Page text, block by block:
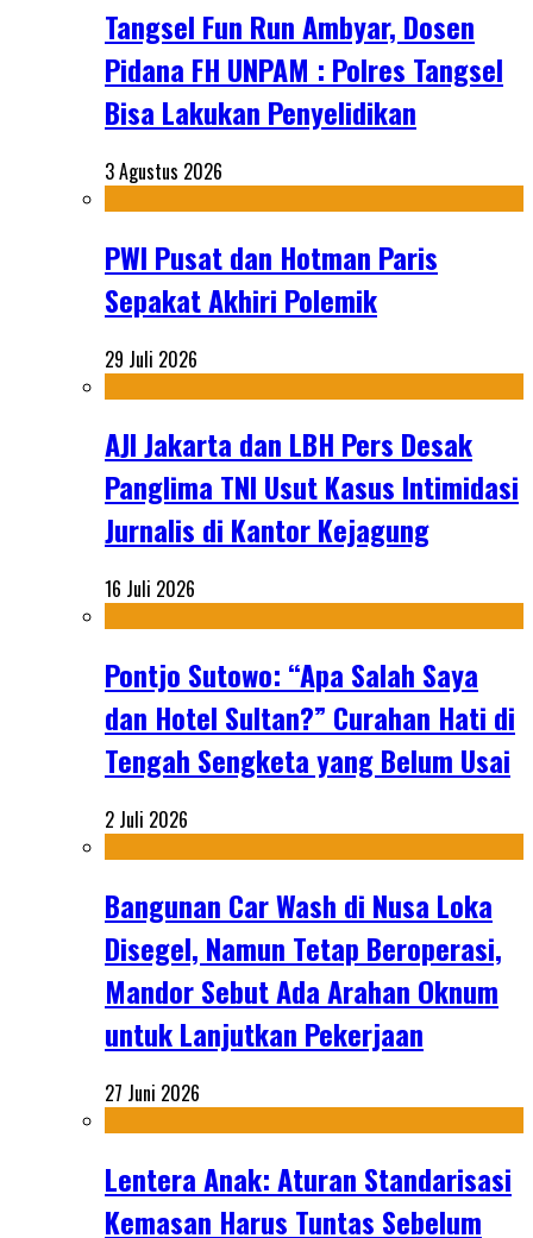
Tangsel Fun Run Ambyar, Dosen
Pidana FH UNPAM : Polres Tangsel
Bisa Lakukan Penyelidikan
3 Agustus 2026
PWI Pusat dan Hotman Paris
Sepakat Akhiri Polemik
29 Juli 2026
AJI Jakarta dan LBH Pers Desak
Panglima TNI Usut Kasus Intimidasi
Jurnalis di Kantor Kejagung
16 Juli 2026
Pontjo Sutowo: “Apa Salah Saya
dan Hotel Sultan?” Curahan Hati di
Tengah Sengketa yang Belum Usai
2 Juli 2026
Bangunan Car Wash di Nusa Loka
Disegel, Namun Tetap Beroperasi,
Mandor Sebut Ada Arahan Oknum
untuk Lanjutkan Pekerjaan
27 Juni 2026
Lentera Anak: Aturan Standarisasi
Kemasan Harus Tuntas Sebelum